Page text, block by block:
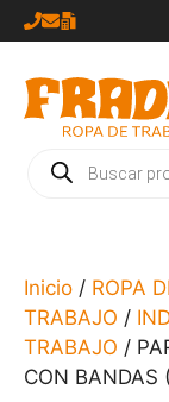
Saltar
al
contenido
Búsqueda
de
Inicio / ROPA
TRABAJO /
TRABAJO /
CON BANDAS